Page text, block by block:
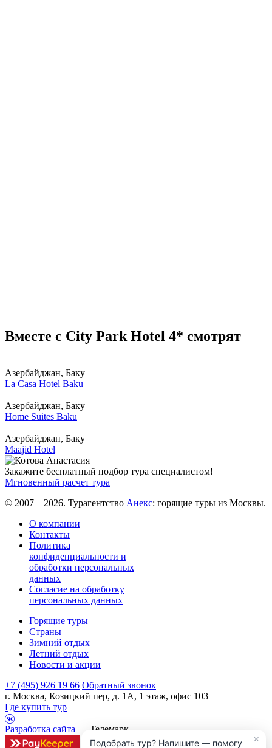
Вместе с City Park Hotel 4* смотрят
Азербайджан, Баку
La Casa Hotel Baku
Азербайджан, Баку
Home Suites Baku
Азербайджан, Баку
Maajid Hotel
Закажите бесплатный подбор тура специалистом!
Мгновенный расчет тура
© 2007—2026. Турагентство Анекс: горящие туры из Москвы.
О компании
Контакты
Политика
конфиденциальности и
обработки персональных
данных
Согласие на обработку
персональных данных
Горящие туры
Страны
Зимний отдых
Летний отдых
Новости и акции
+7 (495) 926 19 66 Обратный звонок
г. Москва, Козицкий пер, д. 1А, 1 этаж, офис 103
Где купить тур
Разработка сайта — Телемарк
Подобрать тур? Напишите — помогу
×